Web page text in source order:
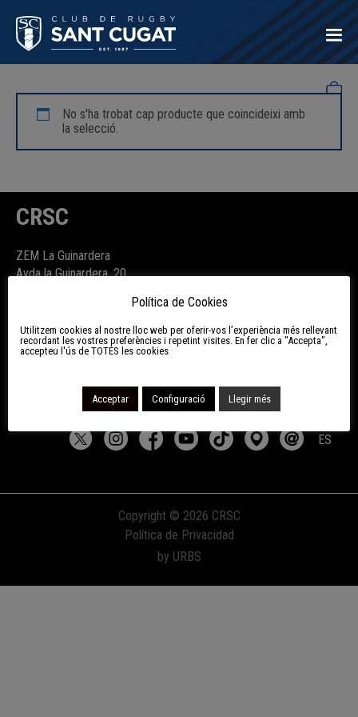
No s'ha trobat cap producte que coincideixi amb
la selecció.
CRSC
ZEM La Guinardera
Avda la Guinardera, 20
Subscriu-te a la newsletter
Accepto la política de privacitat
ES
Copyright © 2026 CRSC
Política de Privacidad
by URBS
Política de Cookies
Utilitzem cookies al nostre lloc web per oferir-vos l’experiència més rellevant
recordant les vostres preferències i repetint visites. En fer clic a "Accepta",
accepteu l'ús de TOTES les cookies
Acceptar Configuració Llegir més